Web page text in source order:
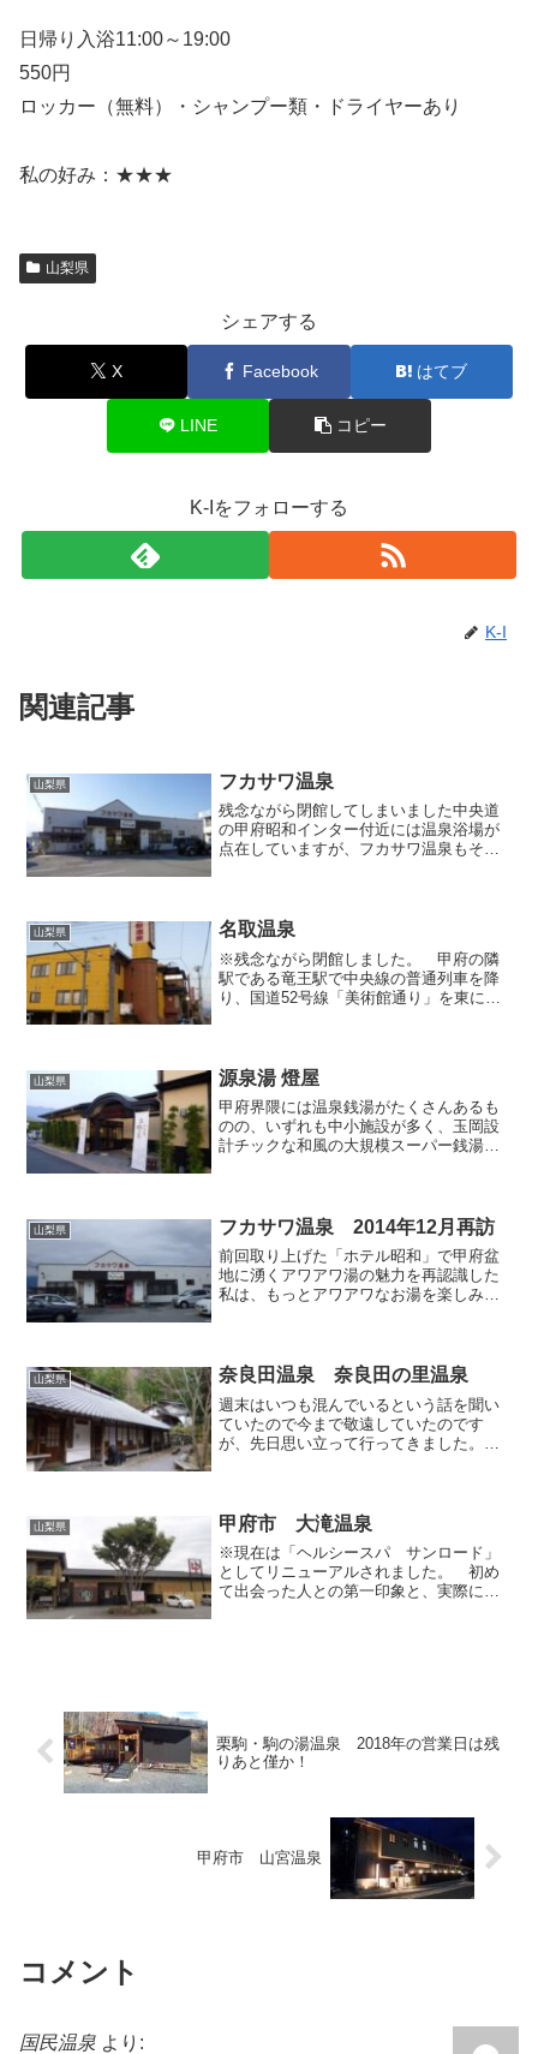
日帰り入浴11:00～19:00
550円
ロッカー（無料）・シャンプー類・ドライヤーあり
私の好み：★★★
山梨県
シェアする
X Facebook はてブ
LINE コピー
K-Iをフォローする
K-I
関連記事
山梨県 フカサワ温泉
残念ながら閉館してしまいました中央道
の甲府昭和インター付近には温泉浴場が
点在していますが、フカサワ温泉もその
外観は特に風情が感じられ...
山梨県 名取温泉
※残念ながら閉館しました。 甲府の隣
駅である竜王駅で中央線の普通列車を降
り、国道52号線「美術館通り」を東に向
温泉」という素晴らしい...
山梨県 源泉湯 燈屋
甲府界隈には温泉銭湯がたくさんあるも
のの、いずれも中小施設が多く、玉岡設
計チックな和風の大規模スーパー銭湯が
ひとつです。（一応私が調...
山梨県 フカサワ温泉 2014年12月再訪
前回取り上げた「ホテル昭和」で甲府盆
地に湧くアワアワ湯の魅力を再認識した
私は、もっとアワアワなお湯を楽しみた
ぐり初心者だった頃の私が...
山梨県 奈良田温泉 奈良田の里温泉
週末はいつも混んでいるという話を聞い
ていたので今まで敬遠していたのです
が、先日思い立って行ってきました。県
物に行き当たります。玄関傍に...
山梨県 甲府市 大滝温泉
※現在は「ヘルシースパ サンロード」
としてリニューアルされました。 初め
て出会った人との第一印象と、実際にそ
栗駒・駒の湯温泉 2018年の営業日は残
りあと僅か！
甲府市 山宮温泉
コメント
国民温泉 より: